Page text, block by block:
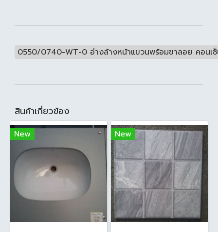
0550/0740-WT-0 อ่างล้างหน้าแขวนพร้อมขาลอย คอนเ
สินค้าเกี่ยวข้อง
New New